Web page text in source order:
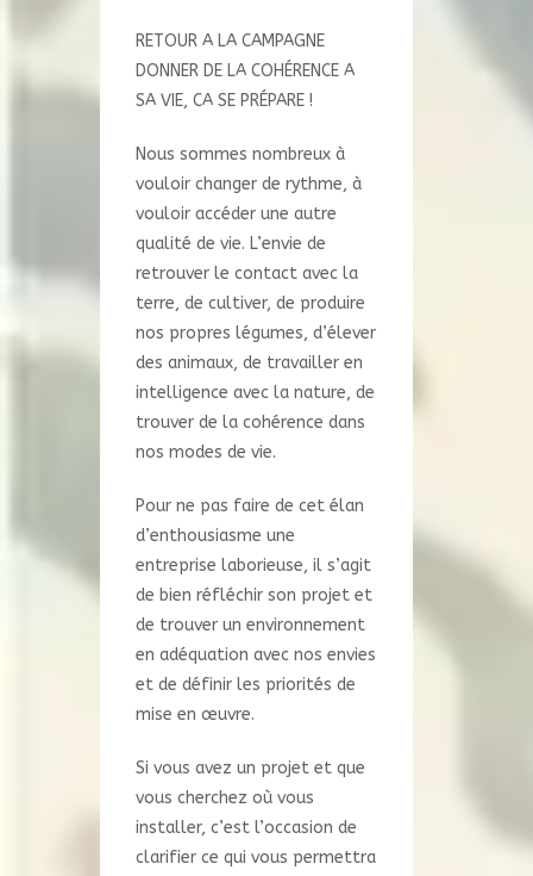
RETOUR A LA CAMPAGNE
DONNER DE LA COHÉRENCE A
SA VIE, CA SE PRÉPARE !
Nous sommes nombreux à
vouloir changer de rythme, à
vouloir accéder une autre
qualité de vie. L’envie de
retrouver le contact avec la
terre, de cultiver, de produire
nos propres légumes, d’élever
des animaux, de travailler en
intelligence avec la nature, de
trouver de la cohérence dans
nos modes de vie.
Pour ne pas faire de cet élan
d’enthousiasme une
entreprise laborieuse, il s’agit
de bien réfléchir son projet et
de trouver un environnement
en adéquation avec nos envies
et de définir les priorités de
mise en œuvre.
Si vous avez un projet et que
vous cherchez où vous
installer, c’est l’occasion de
clarifier ce qui vous permettra